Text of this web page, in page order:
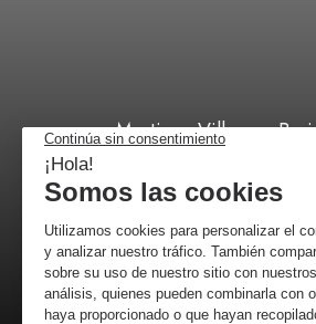
Martinez Villergas
C/ 28027
+34 518 88
por